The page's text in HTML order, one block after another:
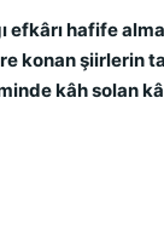
efkârı hafife
konan şiirlerin
kâh solan